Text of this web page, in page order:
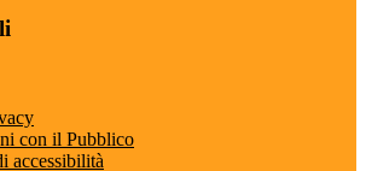
con il Pubblico
accessibilità